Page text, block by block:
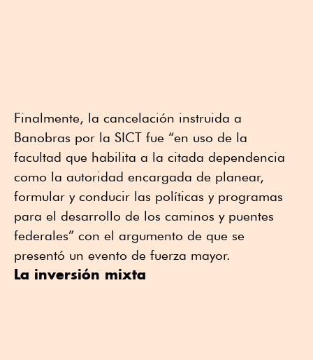
Finalmente, la cancelación instruida a
Banobras por la SICT fue “en uso de la
facultad que habilita a la citada dependencia
como la autoridad encargada de planear,
formular y conducir las políticas y programas
para el desarrollo de los caminos y puentes
federales” con el argumento de que se
presentó un evento de fuerza mayor.
La inversión mixta